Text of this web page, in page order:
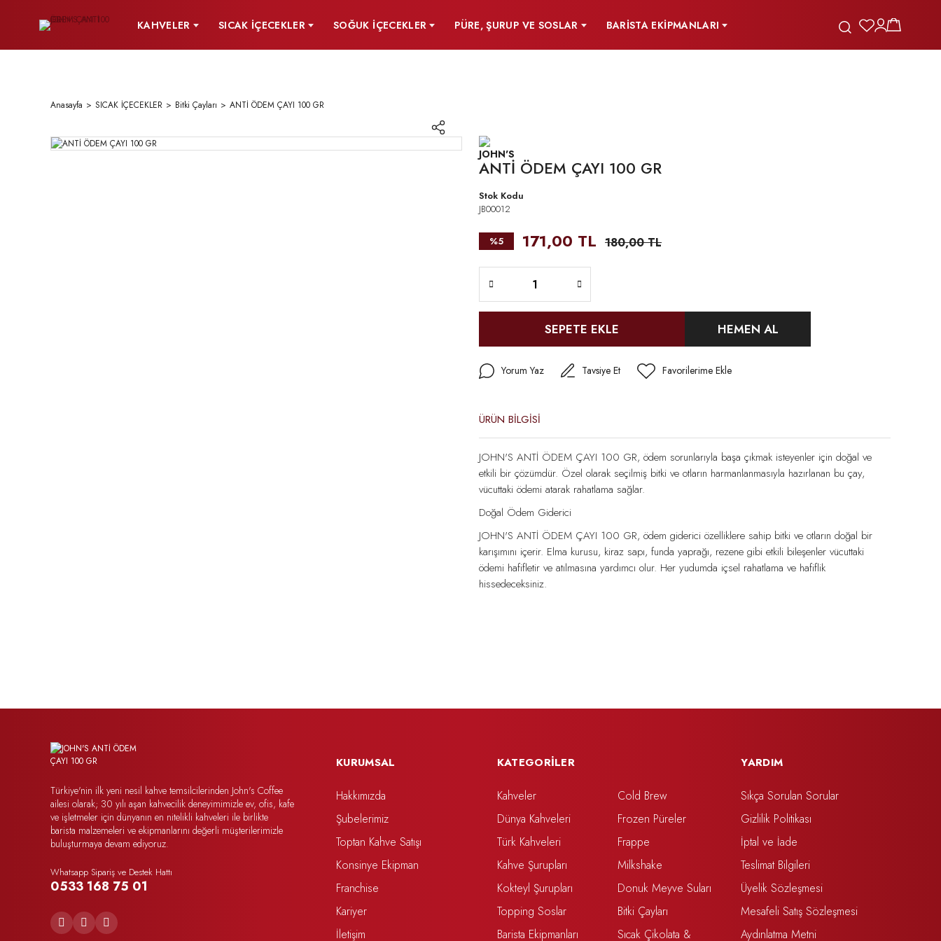
KAHVELER SICAK İÇECEKLER SOĞUK İÇECEKLER PÜRE, ŞURUP VE SOSLAR BARİSTA EKİPMANLARI
Anasayfa SICAK İÇECEKLER Bitki Çayları ANTİ ÖDEM ÇAYI 100 GR
ANTİ ÖDEM ÇAYI 100 GR
Stok Kodu
JB00012
%5 171,00 TL 180,00 TL
SEPETE EKLE HEMEN AL
Yorum Yaz Tavsiye Et
ÜRÜN BİLGİSİ
JOHN'S ANTİ ÖDEM ÇAYI 100 GR, ödem sorunlarıyla başa çıkmak isteyenler için doğal ve
etkili bir çözümdür. Özel olarak seçilmiş bitki ve otların harmanlanmasıyla hazırlanan bu çay,
vücuttaki ödemi atarak rahatlama sağlar.
Doğal Ödem Giderici
JOHN'S ANTİ ÖDEM ÇAYI 100 GR, ödem giderici özelliklere sahip bitki ve otların doğal bir
karışımını içerir. Elma kurusu, kiraz sapı, funda yaprağı, rezene gibi etkili bileşenler vücuttaki
ödemi hafifletir ve atılmasına yardımcı olur. Her yudumda içsel rahatlama ve hafiflik
hissedeceksiniz.
Türkiye'nin ilk yeni nesil kahve temsilcilerinden John's Coffee
ailesi olarak; 30 yılı aşan kahvecilik deneyimimizle ev, ofis, kafe
ve işletmeler için dünyanın en nitelikli kahveleri ile birlikte
barista malzemeleri ve ekipmanlarını değerli müşterilerimizle
buluşturmaya devam ediyoruz.
Whatsapp Sipariş ve Destek Hattı
0533 168 75 01
KURUMSAL
Hakkımızda
Şubelerimiz
Toptan Kahve Satışı
Konsinye Ekipman
Franchise
Kariyer
İletişim
KATEGORİLER
Kahveler
Dünya Kahveleri
Türk Kahveleri
Kahve Şurupları
Kokteyl Şurupları
Topping Soslar
Barista Ekipmanları
Cold Brew
Frozen Püreler
Frappe
Milkshake
Donuk Meyve Suları
Bitki Çayları
Sıcak Çikolata &
YARDIM
Sıkça Sorulan Sorular
Gizlilik Politikası
İptal ve İade
Teslimat Bilgileri
Üyelik Sözleşmesi
Mesafeli Satış Sözleşmesi
Aydınlatma Metni